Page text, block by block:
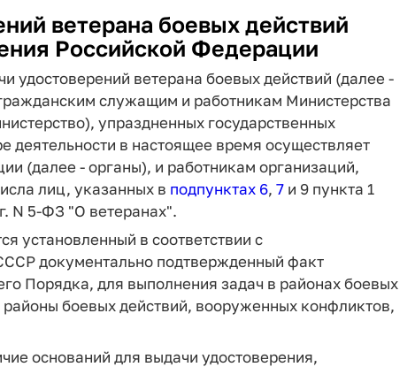
ветерана боевых действий
Российской Федерации
удостоверений ветерана боевых действий (далее -
служащим и работникам Министерства
упраздненных государственных
деятельности в настоящее время осуществляет
(далее - органы), и работникам организаций,
лиц, указанных в подпунктах 6, 7 и 9 пункта 1
N 5-ФЗ "О ветеранах".
установленный в соответствии с
документально подтвержденный факт
Порядка, для выполнения задач в районах боевых
боевых действий, вооруженных конфликтов,
оснований для выдачи удостоверения,